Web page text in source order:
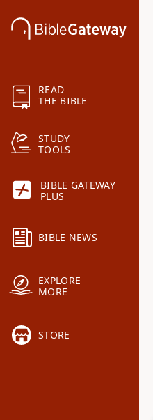
READ
THE BIBLE
STUDY
TOOLS
BIBLE GATEWAY
PLUS
BIBLE NEWS
EXPLORE
MORE
STORE